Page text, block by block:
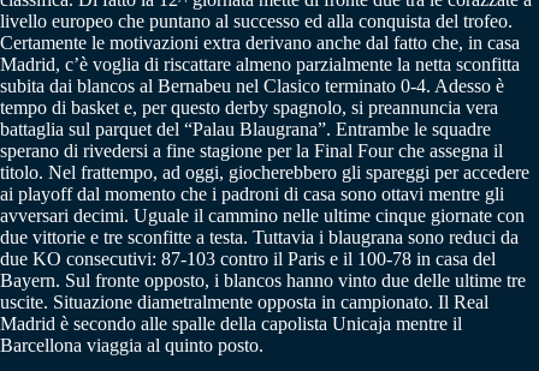
livello europeo che puntano al successo ed alla conquista del trofeo.
Certamente le motivazioni extra derivano anche dal fatto che, in casa
Madrid, c’è voglia di riscattare almeno parzialmente la netta sconfitta
subita dai blancos al Bernabeu nel Clasico terminato 0-4. Adesso è
tempo di basket e, per questo derby spagnolo, si preannuncia vera
battaglia sul parquet del “Palau Blaugrana”. Entrambe le squadre
sperano di rivedersi a fine stagione per la Final Four che assegna il
titolo. Nel frattempo, ad oggi, giocherebbero gli spareggi per accedere
ai playoff dal momento che i padroni di casa sono ottavi mentre gli
avversari decimi. Uguale il cammino nelle ultime cinque giornate con
due vittorie e tre sconfitte a testa. Tuttavia i blaugrana sono reduci da
due KO consecutivi: 87-103 contro il Paris e il 100-78 in casa del
Bayern. Sul fronte opposto, i blancos hanno vinto due delle ultime tre
uscite. Situazione diametralmente opposta in campionato. Il Real
Madrid è secondo alle spalle della capolista Unicaja mentre il
Barcellona viaggia al quinto posto.